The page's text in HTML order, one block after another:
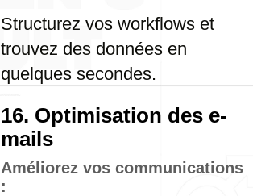
Structurez vos workflows et
trouvez des données en
quelques secondes.
16. Optimisation des e-
mails
Améliorez vos communications
: